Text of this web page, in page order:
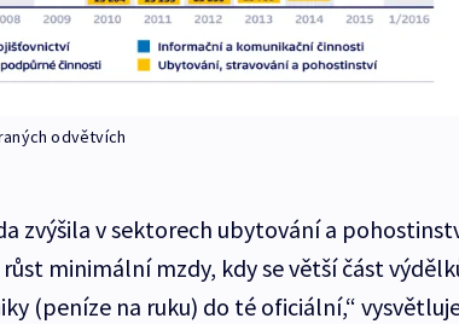
odvětvích
zvýšila v sektorech ubytování a
minimální mzdy, kdy se větší část
(peníze na ruku) do té oficiální,“